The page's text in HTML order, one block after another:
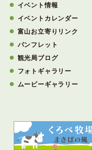
イベント情報
イベントカレンダー
富山お立寄りリンク
パンフレット
観光局ブログ
フォトギャラリー
ムービーギャラリー